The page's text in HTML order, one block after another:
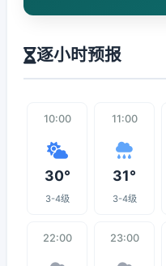
逐小时预报
10:00
30°
3-4级
11:00
31°
3-4级
22:00 23:00